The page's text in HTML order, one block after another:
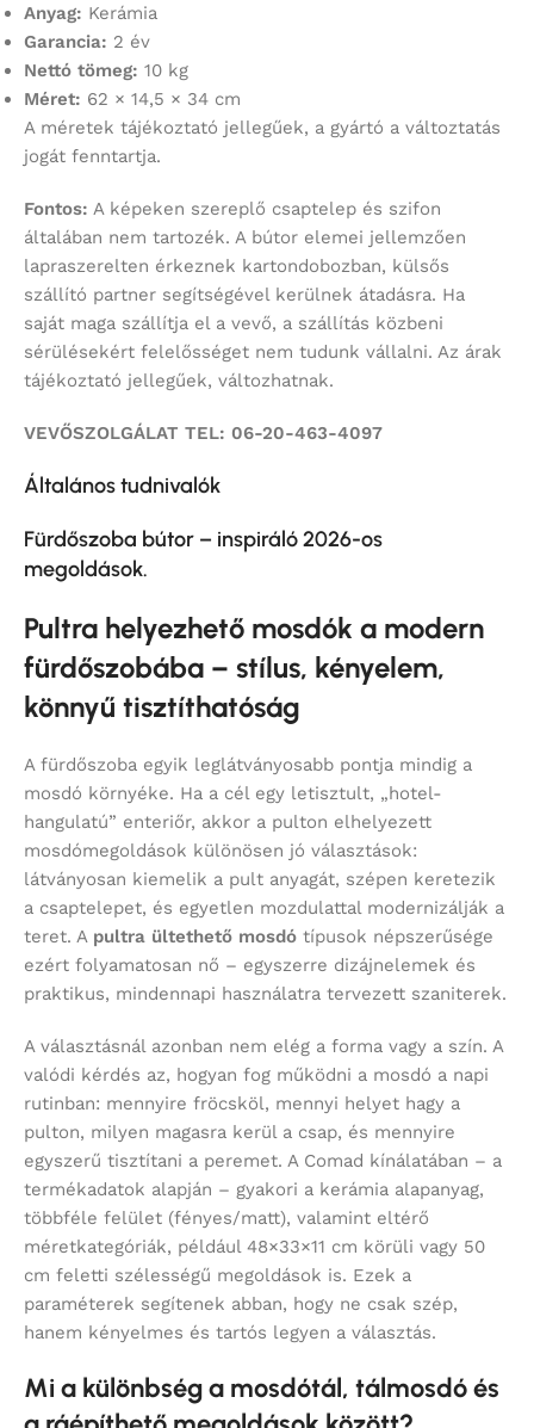
Anyag: Kerámia
Garancia: 2 év
Nettó tömeg: 10 kg
Méret: 62 × 14,5 × 34 cm
A méretek tájékoztató jellegűek, a gyártó a változtatás
jogát fenntartja.
Fontos: A képeken szereplő csaptelep és szifon
általában nem tartozék. A bútor elemei jellemzően
lapraszerelten érkeznek kartondobozban, külsős
szállító partner segítségével kerülnek átadásra. Ha
saját maga szállítja el a vevő, a szállítás közbeni
sérülésekért felelősséget nem tudunk vállalni. Az árak
tájékoztató jellegűek, változhatnak.
VEVŐSZOLGÁLAT TEL: 06-20-463-4097
Általános tudnivalók
Fürdőszoba bútor – inspiráló 2026-os
megoldások.
Pultra helyezhető mosdók a modern
fürdőszobába – stílus, kényelem,
könnyű tisztíthatóság
A fürdőszoba egyik leglátványosabb pontja mindig a
mosdó környéke. Ha a cél egy letisztult, „hotel-
hangulatú” enteriőr, akkor a pulton elhelyezett
mosdómegoldások különösen jó választások:
látványosan kiemelik a pult anyagát, szépen keretezik
a csaptelepet, és egyetlen mozdulattal modernizálják a
teret. A pultra ültethető mosdó típusok népszerűsége
ezért folyamatosan nő – egyszerre dizájnelemek és
praktikus, mindennapi használatra tervezett szaniterek.
A választásnál azonban nem elég a forma vagy a szín. A
valódi kérdés az, hogyan fog működni a mosdó a napi
rutinban: mennyire fröcsköl, mennyi helyet hagy a
pulton, milyen magasra kerül a csap, és mennyire
egyszerű tisztítani a peremet. A Comad kínálatában – a
termékadatok alapján – gyakori a kerámia alapanyag,
többféle felület (fényes/matt), valamint eltérő
méretkategóriák, például 48×33×11 cm körüli vagy 50
cm feletti szélességű megoldások is. Ezek a
paraméterek segítenek abban, hogy ne csak szép,
hanem kényelmes és tartós legyen a választás.
Mi a különbség a mosdótál, tálmosdó és